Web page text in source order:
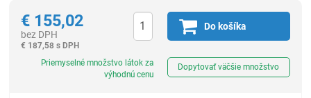
€ 155,02
bez DPH
€ 187,58 s DPH
Do košíka
Priemyselné množstvo látok za
výhodnú cenu
Dopytovať väčšie množstvo